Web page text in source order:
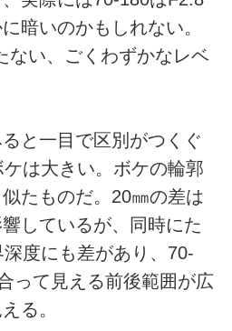
暗いのかもしれない。
ない、ごくわずかなレベ
と一目で区別がつくぐ
は大きい。ボケの輪郭
たものだ。20㎜の差は
しているが、同時にた
度にも差があり、70-
って見える前後範囲が広
る。